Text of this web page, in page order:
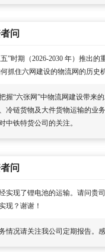
问
”时期（2026-2030 年）推出
抓住六网建设的物流网的历史
握“六张网”中物流网建设带来
冷链货物及大件货物运输的业
中铁特货公司的关注。
问
实现了锂电池的运输。请问贵
现？谢谢！
情况请关注我公司定期报告。